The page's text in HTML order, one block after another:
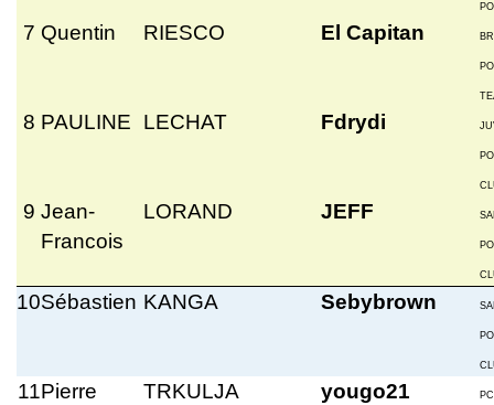
7 Quentin RIESCO El Capitan
8 PAULINE LECHAT Fdrydi
9 Jean-
Francois
LORAND JEFF
10Sébastien KANGA Sebybrown
11Pierre TRKULJA yougo21